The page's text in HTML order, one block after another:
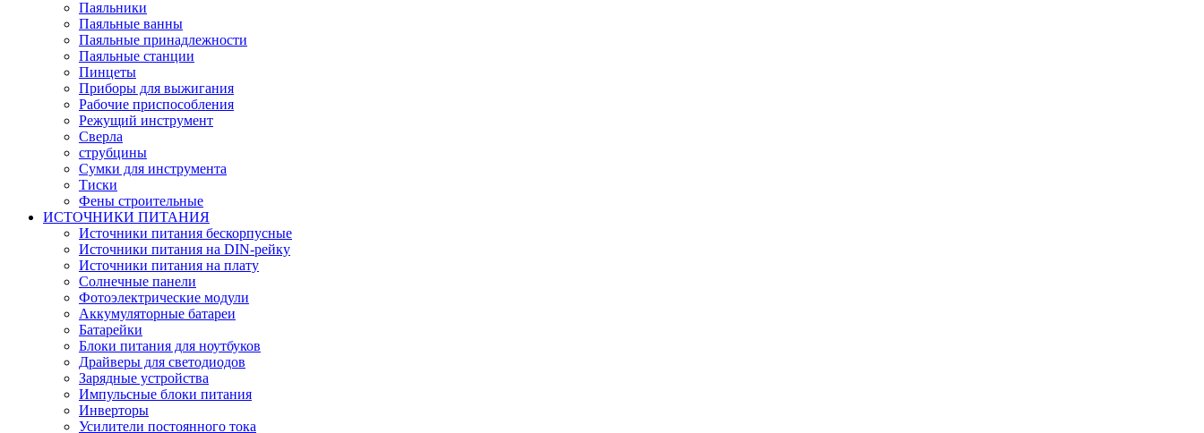
Паяльники
Паяльные ванны
Паяльные принадлежности
Паяльные станции
Пинцеты
Приборы для выжигания
Рабочие приспособления
Режущий инструмент
Сверла
струбцины
Сумки для инструмента
Тиски
Фены строительные
ИСТОЧНИКИ ПИТАНИЯ
Источники питания бескорпусные
Источники питания на DIN-рейку
Источники питания на плату
Солнечные панели
Фотоэлектрические модули
Аккумуляторные батареи
Батарейки
Блоки питания для ноутбуков
Драйверы для светодиодов
Зарядные устройства
Импульсные блоки питания
Инверторы
Усилители постоянного тока